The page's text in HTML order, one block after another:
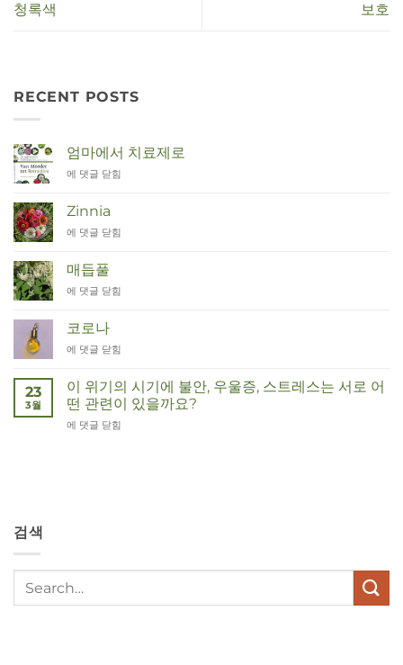
청록색 보호
RECENT POSTS
엄마에서 치료제로
Van
tot
Remedies
에 댓글 닫힘
Zinnia
Zinnia
에 댓글 닫힘
매듭풀
Duizendknoop
에 댓글 닫힘
코로나
Corona
에 댓글 닫힘
23
3월
이 위기의 시기에 불안, 우울증, 스트레스는 서로 어
떤 관련이 있을까요?
Wat
in
deze
에 댓글 닫힘
검색